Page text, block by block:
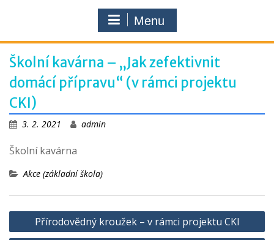
Menu
Školní kavárna – „Jak zefektivnit
domácí přípravu“ (v rámci projektu
CKI)
3. 2. 2021 admin
Školní kavárna
Akce (základní škola)
Navigace
pro
Přírodovědný kroužek – v rámci projektu CKI